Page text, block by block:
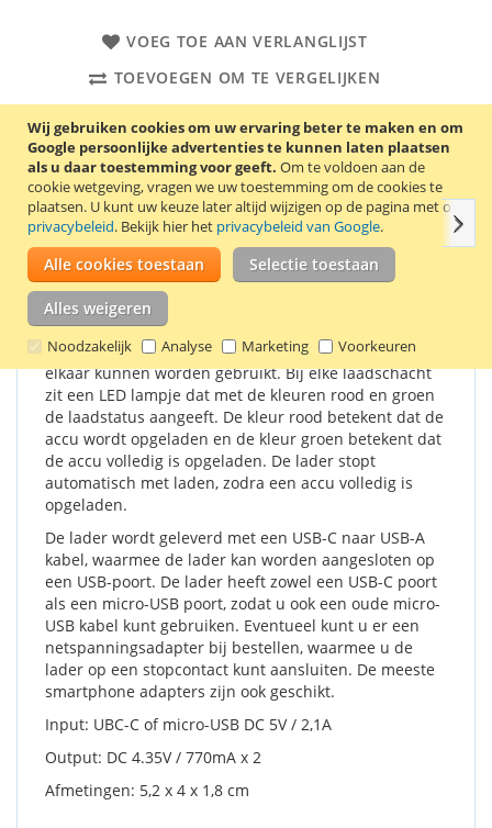
Wij gebruiken cookies om uw ervaring beter te maken en om
Google persoonlijke advertenties te kunnen laten plaatsen
als u daar toestemming voor geeft. Om te voldoen aan de
cookie wetgeving, vragen we uw toestemming om de cookies te
plaatsen. U kunt uw keuze later altijd wijzigen op de pagina met ons
privacybeleid. Bekijk hier het privacybeleid van Google.
Alle cookies toestaan Selectie toestaan
Alles weigeren
Noodzakelijk Analyse Marketing Voorkeuren
VOEG TOE AAN VERLANGLIJST
TOEVOEGEN OM TE VERGELIJKEN
Met deze USB lader van het Duitse kwaliteitsmerk Patona is
het mogelijk om 2 accu’s tegelijk op te laden. Deze USB-lader
is geschikt voor de Sony camera accu NP-FZ100.
Details Productkenmerken Reviews
De Sony NP-FZ100 accu zit onder andere in de Sony
camera’s A7 Mark III / A7R III / A9 / Alpha 9 / BC-QZ1.
De lader heeft 2 laadschachten die onafhankelijk van
elkaar kunnen worden gebruikt. Bij elke laadschacht
zit een LED lampje dat met de kleuren rood en groen
de laadstatus aangeeft. De kleur rood betekent dat de
accu wordt opgeladen en de kleur groen betekent dat
de accu volledig is opgeladen. De lader stopt
automatisch met laden, zodra een accu volledig is
opgeladen.
De lader wordt geleverd met een USB-C naar USB-A
kabel, waarmee de lader kan worden aangesloten op
een USB-poort. De lader heeft zowel een USB-C poort
als een micro-USB poort, zodat u ook een oude micro-
USB kabel kunt gebruiken. Eventueel kunt u er een
netspanningsadapter bij bestellen, waarmee u de
lader op een stopcontact kunt aansluiten. De meeste
smartphone adapters zijn ook geschikt.
Input: UBC-C of micro-USB DC 5V / 2,1A
Output: DC 4.35V / 770mA x 2
Afmetingen: 5,2 x 4 x 1,8 cm